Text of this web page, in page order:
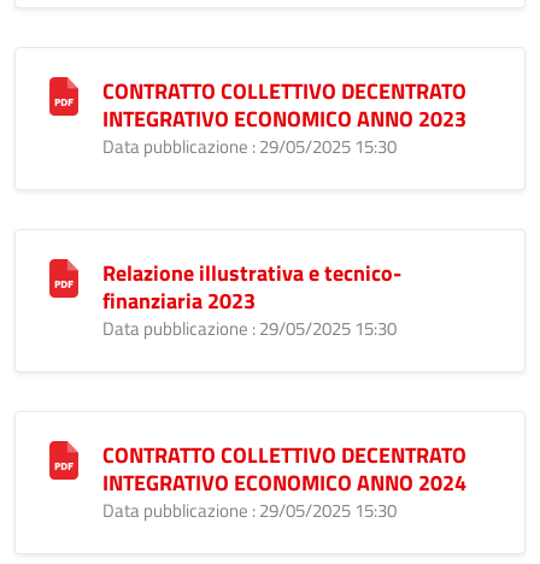
CONTRATTO COLLETTIVO DECENTRATO
INTEGRATIVO ECONOMICO ANNO 2023
Data pubblicazione : 29/05/2025 15:30
Relazione illustrativa e tecnico-
finanziaria 2023
Data pubblicazione : 29/05/2025 15:30
CONTRATTO COLLETTIVO DECENTRATO
INTEGRATIVO ECONOMICO ANNO 2024
Data pubblicazione : 29/05/2025 15:30